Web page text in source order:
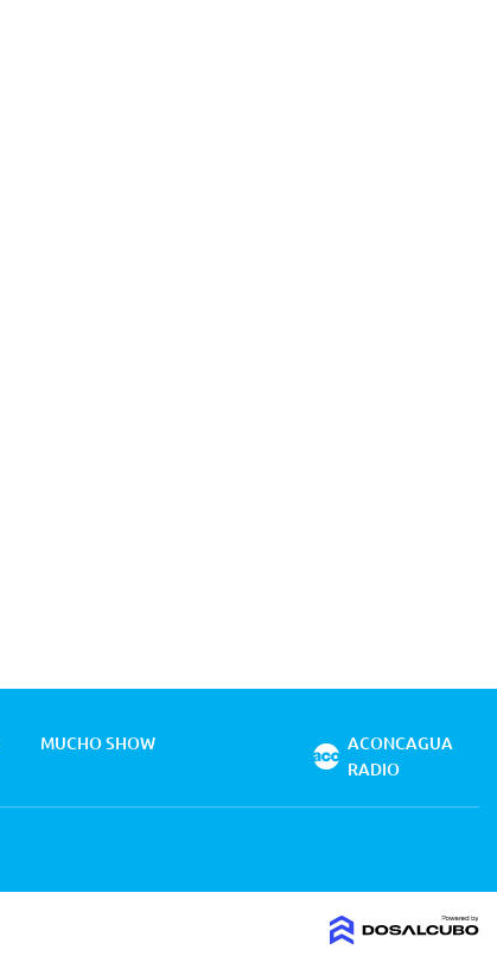
MUCHO SHOW
ACONCAGUA
RADIO